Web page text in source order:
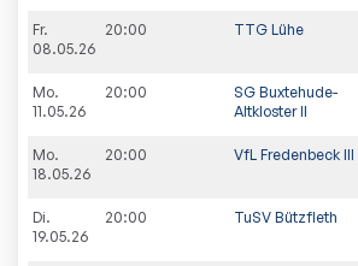
Fr.
08.05.26
20:00 TTG Lühe
Mo.
11.05.26
20:00
SG Buxtehude-
Altkloster II
Mo.
18.05.26
20:00 VfL Fredenbeck III
Di.
19.05.26
20:00 TuSV Bützfleth